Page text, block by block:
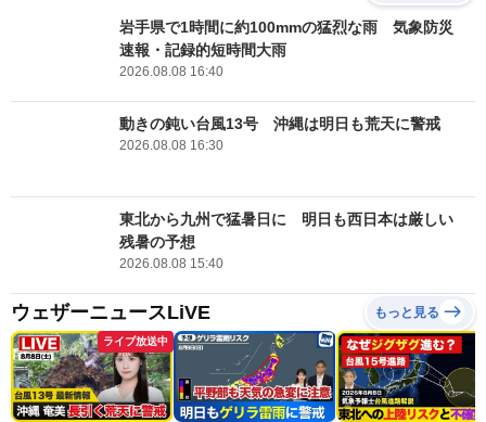
岩手県で1時間に約100mmの猛烈な雨 気象防災
速報・記録的短時間大雨
2026.08.08 16:40
動きの鈍い台風13号 沖縄は明日も荒天に警戒
2026.08.08 16:30
東北から九州で猛暑日に 明日も西日本は厳しい
残暑の予想
2026.08.08 15:40
ウェザーニュースLiVE もっと見る
ライブ放送中